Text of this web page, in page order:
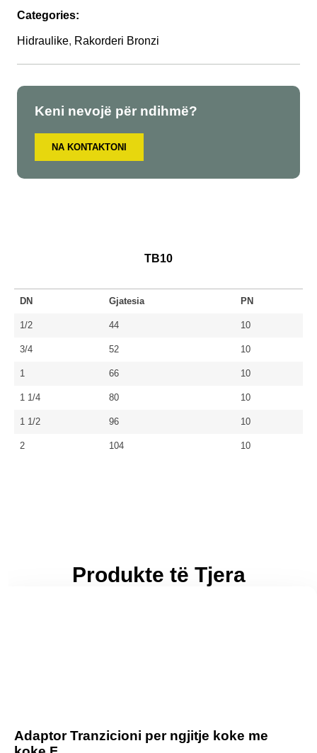
Categories:
Hidraulike, Rakorderi Bronzi
Keni nevojë për ndihmë?
NA KONTAKTONI
TB10
DN Gjatesia PN
1/2 44 10
3/4 52 10
1 66 10
1 1/4 80 10
1 1/2 96 10
2 104 10
Produkte të Tjera
Adaptor Tranzicioni per ngjitje koke me